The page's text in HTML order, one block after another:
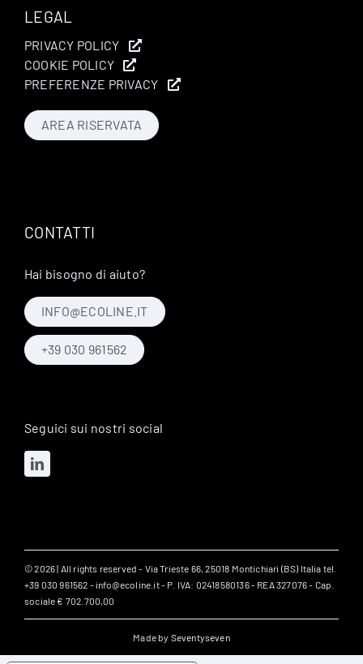
LEGAL
PRIVACY POLICY
COOKIE POLICY
PREFERENZE PRIVACY
AREA RISERVATA
CONTATTI
Hai bisogno di aiuto?
INFO@ECOLINE.IT
+39 030 961562
Seguici sui nostri social
© 2026 | All rights reserved - Via Trieste 66, 25018 Montichiari (BS) Italia tel.
+39 030 961562 - info@ecoline.it - P. IVA: 02418580136 - REA 327076 - Cap.
sociale € 702.700,00
Made by Seventyseven